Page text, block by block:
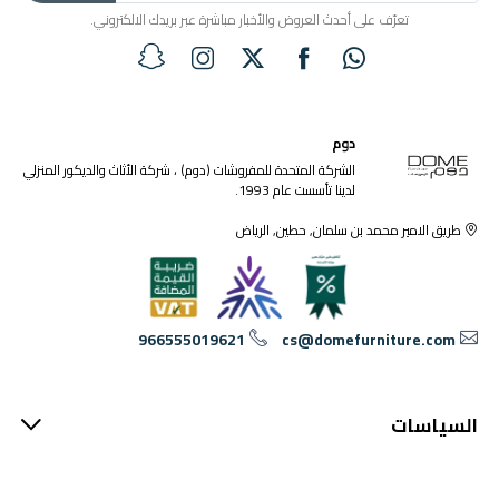
تعرّف على أحدث العروض والأخبار مباشرة عبر بريدك الالكتروني.
دوم
الشركة المتحدة للمفروشات (دوم) ، شركة الأثاث والديكور المنزلي
لدينا تأسست عام 1993.
طريق الامير محمد بن سلمان, حطين, الرياض
cs@domefurniture.com
966555019621
السياسات